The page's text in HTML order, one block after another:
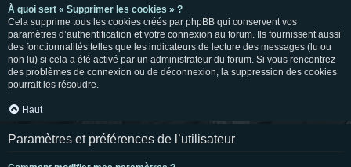
À quoi sert « Supprimer les cookies » ?
Cela supprime tous les cookies créés par phpBB qui conservent vos
paramètres d’authentification et votre connexion au forum. Ils fournissent aussi
des fonctionnalités telles que les indicateurs de lecture des messages (lu ou
non lu) si cela a été activé par un administrateur du forum. Si vous rencontrez
des problèmes de connexion ou de déconnexion, la suppression des cookies
pourrait les résoudre.
Haut
Paramètres et préférences de l’utilisateur